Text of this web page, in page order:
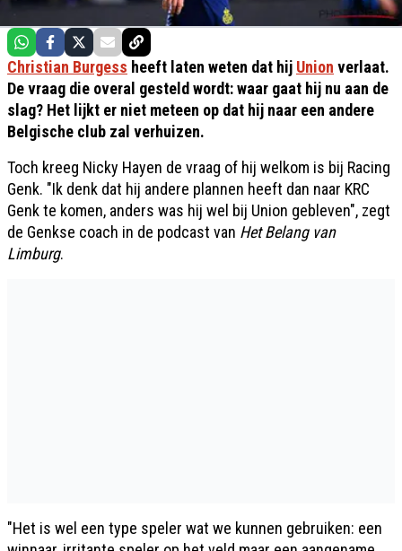
Christian Burgess heeft laten weten dat hij Union verlaat.
De vraag die overal gesteld wordt: waar gaat hij nu aan de
slag? Het lijkt er niet meteen op dat hij naar een andere
Belgische club zal verhuizen.
Toch kreeg Nicky Hayen de vraag of hij welkom is bij Racing
Genk. "Ik denk dat hij andere plannen heeft dan naar KRC
Genk te komen, anders was hij wel bij Union gebleven", zegt
de Genkse coach in de podcast van Het Belang van
Limburg.
"Het is wel een type speler wat we kunnen gebruiken: een